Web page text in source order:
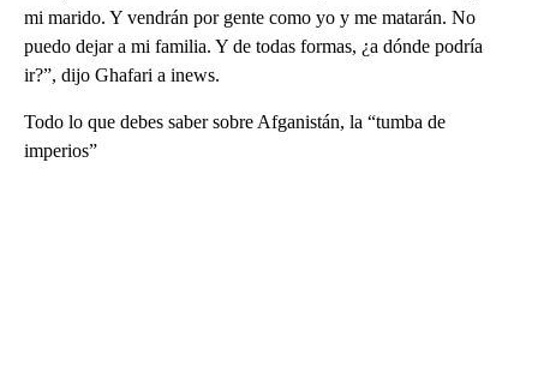
mi marido. Y vendrán por gente como yo y me matarán. No
puedo dejar a mi familia. Y de todas formas, ¿a dónde podría
ir?”, dijo Ghafari a inews.
Todo lo que debes saber sobre Afganistán, la “tumba de
imperios”